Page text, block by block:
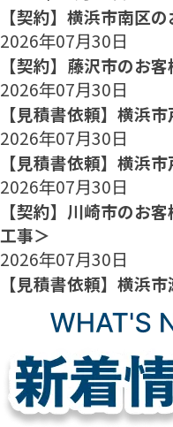
【契約】横浜市南区
2026年07月30日
【契約】藤沢市のお
2026年07月30日
【見積書依頼】横浜
2026年07月30日
【見積書依頼】横浜
2026年07月30日
【契約】川崎市のお
工事＞
2026年07月30日
【見積書依頼】横浜